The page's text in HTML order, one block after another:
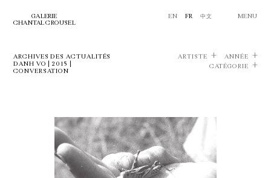
GALERIE
CHANTAL CROUSEL
EN FR 中文 MENU
ARCHIVES DES ACTUALITÉS
DANH VO | 2015 |
CONVERSATION
ARTISTE
ANNÉE
CATÉGORIE